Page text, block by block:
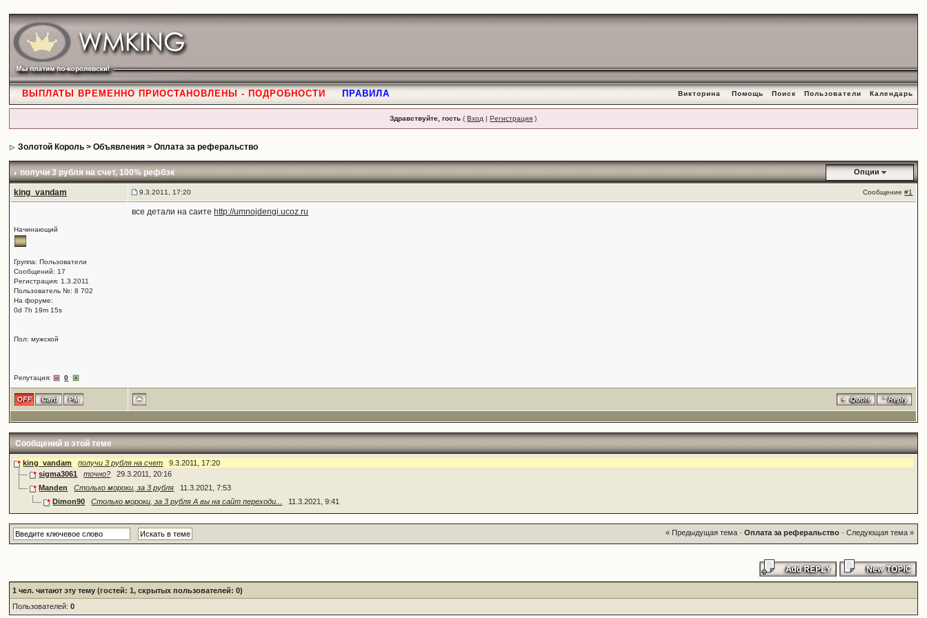
ВЫПЛАТЫ ВРЕМЕННО ПРИОСТАНОВЛЕНЫ - ПОДРОБНОСТИ ПРАВИЛА Викторина Помощь Поиск Пользователи Календарь
Здравствуйте, гость (Вход |Регистрация )
Золотой Король >Объявления >Оплата за реферальство
получи 3 рубля на счет, 100% рефбэк Опции
king_vandam 9.3.2011, 17:20 Сообщение#1
Начинающий
Группа: Пользователи
Сообщений: 17
Регистрация: 1.3.2011
Пользователь №: 8 702
На форуме:
0d 7h 19m 15s
Пол: мужской
Репутация: 0
все детали на саите http://umnojdengi.ucoz.ru
Сообщений в этой теме
king_vandam получи 3 рубля на счет
9.3.2011, 17:20
sigma3061
точно?
29.3.2011, 20:16
Manden
Столько мороки, за 3 рубля
11.3.2021, 7:53
Dimon90
Столько мороки, за 3 рубля А вы на сайт переходи... 11.3.2021, 9:41
« Предыдущая тема· Оплата за реферальство· Следующая тема »
1 чел. читают эту тему (гостей: 1, скрытых пользователей: 0)
Пользователей:0